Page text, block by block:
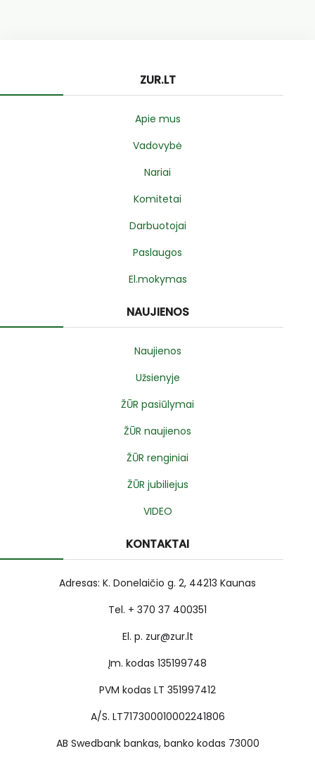
ZUR.LT
Apie mus
Vadovybė
Nariai
Komitetai
Darbuotojai
Paslaugos
El.mokymas
NAUJIENOS
Naujienos
Užsienyje
ŽŪR pasiūlymai
ŽŪR naujienos
ŽŪR renginiai
ŽŪR jubiliejus
VIDEO
KONTAKTAI
Adresas: K. Donelaičio g. 2, 44213 Kaunas
Tel. + 370 37 400351
El. p. zur@zur.lt
Įm. kodas 135199748
PVM kodas LT 351997412
A/S. LT717300010002241806
AB Swedbank bankas, banko kodas 73000